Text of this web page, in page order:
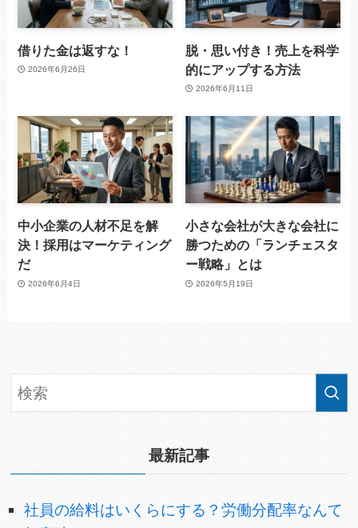
借りた金は返すな！
2026年6月26日
脱・思い付き！売上を科学
的にアップする方法
2026年6月11日
中小企業の人材不足を解
決！採用はマーケティング
だ
2026年6月4日
小さな会社が大きな会社に
勝つための「ランチェスタ
ー戦略」とは
2026年5月19日
最新記事
社員の給料はいくらにする？労働分配率なんて